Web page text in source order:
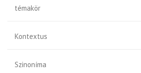
témakör
Kontextus
Szinoníma